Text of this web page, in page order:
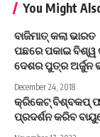
You Might
ବାଜିମାତ୍ କଲା
ପଛରେ ପକାଇ ବିଶ୍ୱ
ଦେଶର ପୁତ୍ର ଅର୍ଜୁନ
December 24, 2018
କ୍ରିକେଟ୍‌ ବିଶ୍ବକପ୍‌
ପ୍ରଦର୍ଶନ କରିବ